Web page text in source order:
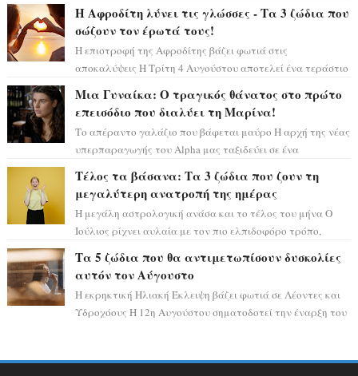
Η Αφροδίτη λύνει τις γλώσσες - Τα 3 ζώδια που
σώζουν τον έρωτά τους!
Η επιστροφή της Αφροδίτης βάζει φωτιά στις
αποκαλύψεις Η Τρίτη 4 Αυγούστου αποτελεί ένα τεράστιο
Μια Γυναίκα: Ο τραγικός θάνατος στο πρώτο
επεισόδιο που διαλύει τη Μαρίνα!
Το απέραντο γαλάζιο που βάφεται μαύρο Η αρχή της νέας
υπερπαραγωγής του Alpha μας ταξιδεύει σε ένα
Τέλος τα βάσανα: Τα 3 ζώδια που ζουν τη
μεγαλύτερη ανατροπή της ημέρας
Η μεγάλη αστρολογική ανάσα και το τέλος του μήνα Ο
Ιούλιος ρίχνει αυλαία με τον πιο ελπιδοφόρο τρόπο,
Τα 5 ζώδια που θα αντιμετωπίσουν δυσκολίες
αυτόν τον Αύγουστο
Η εκρηκτική Ηλιακή Έκλειψη βάζει φωτιά σε Λέοντες και
Υδροχόους Η 12η Αυγούστου σηματοδοτεί την έναρξη του